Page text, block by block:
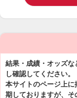
結果・成績・オッズ
し確認してください。
本サイトのページ上
期しておりますが、